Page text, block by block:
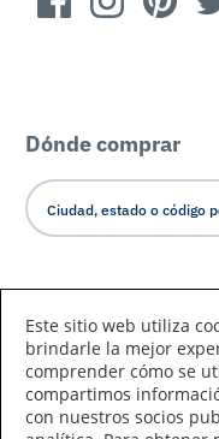
Dónde comprar
Este sitio web utiliza
brindarle la mejor
comprender cómo se
compartimos
con nuestros socios